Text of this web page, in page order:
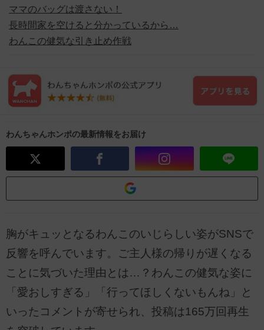
ママのバッグは渡さない！
長時間家を空けると分かっているから…
わんこの健気な引き止め作戦
わんちゃんホンポの最新情報をお届け
胸がキュッとなるわんこのいじらしい姿がSNSで
反響を呼んでいます。ご主人様の帰りが遅くなる
ことに気づいた理由とは…？わんこの健気な姿に
「愛おしすぎる」「行ってほしくないもんね」と
いったコメントが寄せられ、投稿は165万回再生